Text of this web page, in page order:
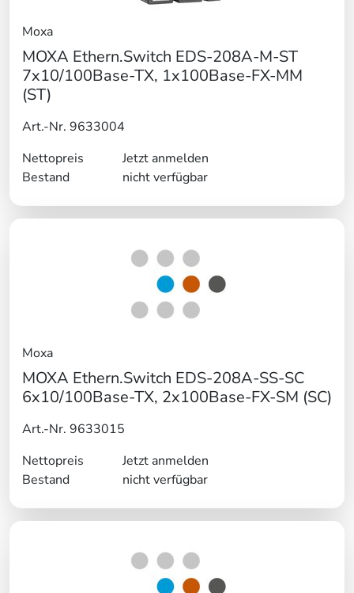
Moxa
MOXA Ethern.Switch EDS-208A-M-ST
7x10/100Base-TX, 1x100Base-FX-MM
(ST)
Art.-Nr. 9633004
Nettopreis
Jetzt anmelden
Bestand
nicht verfügbar
Moxa
MOXA Ethern.Switch EDS-208A-SS-SC
6x10/100Base-TX, 2x100Base-FX-SM (SC)
Art.-Nr. 9633015
Nettopreis
Jetzt anmelden
Bestand
nicht verfügbar